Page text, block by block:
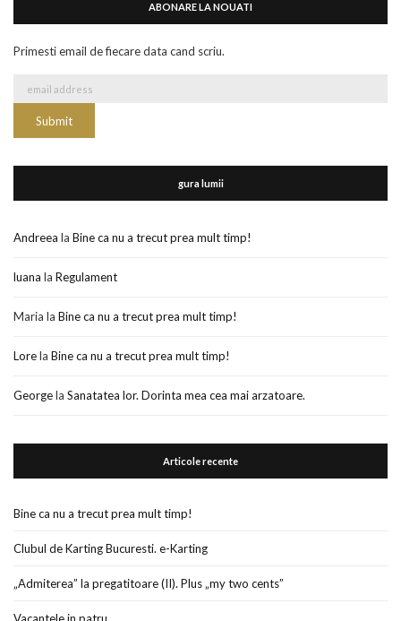
ABONARE LA NOUATI
Primesti email de fiecare data cand scriu.
gura lumii
Andreea la Bine ca nu a trecut prea mult timp!
luana la Regulament
Maria la Bine ca nu a trecut prea mult timp!
Lorela Bine ca nu a trecut prea mult timp!
Georgela Sanatatea lor. Dorinta mea cea mai arzatoare.
Articole recente
Bine ca nu a trecut prea mult timp!
Clubul de Karting Bucuresti. e-Karting
„Admiterea” la pregatitoare (II). Plus „my two cents”